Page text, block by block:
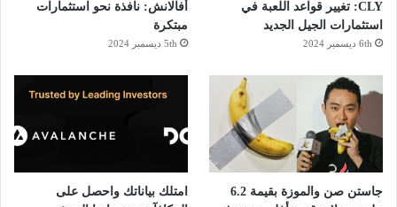
CLY: تغيير قواعد اللعبة في
استثمارات الجيل الجديد
6th ديسمبر 2024
أفالانش: نافذة نحو استثمارات
مبتكرة
5th ديسمبر 2024
جاستن صن والموزة بقيمة 6.2
امتلك بياناتك واحصل على